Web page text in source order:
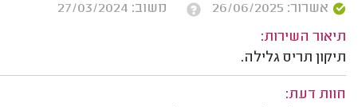
אשרור: 26/06/2025
משוב: 27/03/2024
תיאור השירות:
תיקון תריס גלילה.
חוות דעת: